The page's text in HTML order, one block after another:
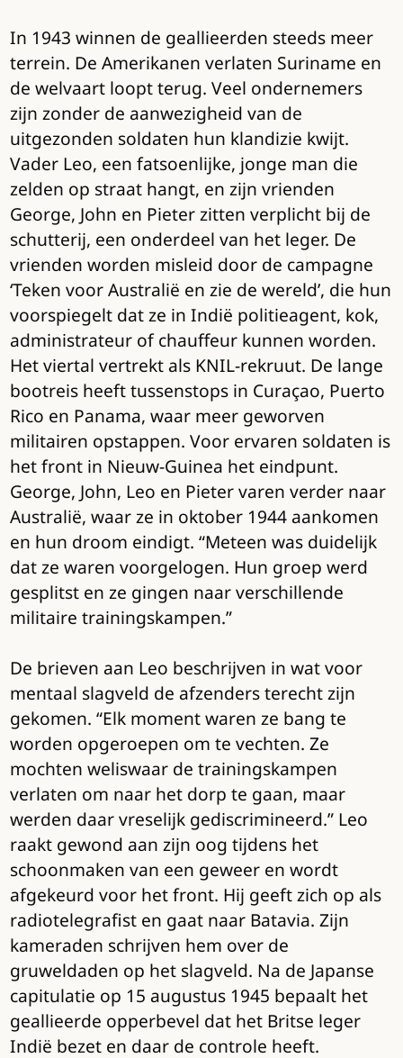
In 1943 winnen de geallieerden steeds meer
terrein. De Amerikanen verlaten Suriname en
de welvaart loopt terug. Veel ondernemers
zijn zonder de aanwezigheid van de
uitgezonden soldaten hun klandizie kwijt.
Vader Leo, een fatsoenlijke, jonge man die
zelden op straat hangt, en zijn vrienden
George, John en Pieter zitten verplicht bij de
schutterij, een onderdeel van het leger. De
vrienden worden misleid door de campagne
‘Teken voor Australië en zie de wereld’, die hun
voorspiegelt dat ze in Indië politieagent, kok,
administrateur of chauffeur kunnen worden.
Het viertal vertrekt als KNIL-rekruut. De lange
bootreis heeft tussenstops in Curaçao, Puerto
Rico en Panama, waar meer geworven
militairen opstappen. Voor ervaren soldaten is
het front in Nieuw-Guinea het eindpunt.
George, John, Leo en Pieter varen verder naar
Australië, waar ze in oktober 1944 aankomen
en hun droom eindigt. “Meteen was duidelijk
dat ze waren voorgelogen. Hun groep werd
gesplitst en ze gingen naar verschillende
militaire trainingskampen.”
De brieven aan Leo beschrijven in wat voor
mentaal slagveld de afzenders terecht zijn
gekomen. “Elk moment waren ze bang te
worden opgeroepen om te vechten. Ze
mochten weliswaar de trainingskampen
verlaten om naar het dorp te gaan, maar
werden daar vreselijk gediscrimineerd.” Leo
raakt gewond aan zijn oog tijdens het
schoonmaken van een geweer en wordt
afgekeurd voor het front. Hij geeft zich op als
radiotelegrafist en gaat naar Batavia. Zijn
kameraden schrijven hem over de
gruweldaden op het slagveld. Na de Japanse
capitulatie op 15 augustus 1945 bepaalt het
geallieerde opperbevel dat het Britse leger
Indië bezet en daar de controle heeft.